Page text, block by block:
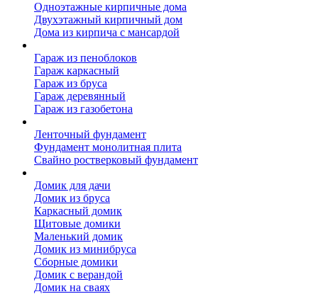
Одноэтажные кирпичные дома
Двухэтажный кирпичный дом
Дома из кирпича с мансардой
Гараж из пеноблоков
Гараж каркасный
Гараж из бруса
Гараж деревянный
Гараж из газобетона
Ленточный фундамент
Фундамент монолитная плита
Свайно ростверковый фундамент
Домик для дачи
Домик из бруса
Каркасный домик
Щитовые домики
Маленький домик
Домик из минибруса
Сборные домики
Домик с верандой
Домик на сваях